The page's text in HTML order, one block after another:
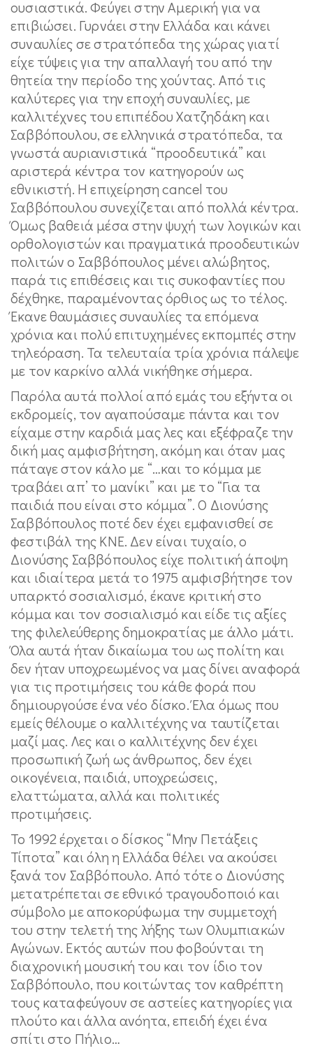
ουσιαστικά. Φεύγει στην Αμερική για να
επιβιώσει. Γυρνάει στην Ελλάδα και κάνει
συναυλίες σε στρατόπεδα της χώρας γιατί
είχε τύψεις για την απαλλαγή του από την
θητεία την περίοδο της χούντας. Από τις
καλύτερες για την εποχή συναυλίες, με
καλλιτέχνες του επιπέδου Χατζηδάκη και
Σαββόπουλου, σε ελληνικά στρατόπεδα, τα
γνωστά αυριανιστικά “προοδευτικά” και
αριστερά κέντρα τον κατηγορούν ως
εθνικιστή. Η επιχείρηση cancel του
Σαββόπουλου συνεχίζεται από πολλά κέντρα.
Όμως βαθειά μέσα στην ψυχή των λογικών και
ορθολογιστών και πραγματικά προοδευτικών
πολιτών ο Σαββόπουλος μένει αλώβητος,
παρά τις επιθέσεις και τις συκοφαντίες που
δέχθηκε, παραμένοντας όρθιος ως το τέλος.
Έκανε θαυμάσιες συναυλίες τα επόμενα
χρόνια και πολύ επιτυχημένες εκπομπές στην
τηλεόραση. Τα τελευταία τρία χρόνια πάλεψε
με τον καρκίνο αλλά νικήθηκε σήμερα.
Παρόλα αυτά πολλοί από εμάς του εξήντα οι
εκδρομείς, τον αγαπούσαμε πάντα και τον
είχαμε στην καρδιά μας λες και εξέφραζε την
δική μας αμφισβήτηση, ακόμη και όταν μας
πάταγε στον κάλο με “…και το κόμμα με
τραβάει απ’ το μανίκι” και με το “Για τα
παιδιά που είναι στο κόμμα”. Ο Διονύσης
Σαββόπουλος ποτέ δεν έχει εμφανισθεί σε
φεστιβάλ της ΚΝΕ. Δεν είναι τυχαίο, ο
Διονύσης Σαββόπουλος είχε πολιτική άποψη
και ιδιαίτερα μετά το 1975 αμφισβήτησε τον
υπαρκτό σοσιαλισμό, έκανε κριτική στο
κόμμα και τον σοσιαλισμό και είδε τις αξίες
της φιλελεύθερης δημοκρατίας με άλλο μάτι.
Όλα αυτά ήταν δικαίωμα του ως πολίτη και
δεν ήταν υποχρεωμένος να μας δίνει αναφορά
για τις προτιμήσεις του κάθε φορά που
δημιουργούσε ένα νέο δίσκο. Έλα όμως που
εμείς θέλουμε ο καλλιτέχνης να ταυτίζεται
μαζί μας. Λες και ο καλλιτέχνης δεν έχει
προσωπική ζωή ως άνθρωπος, δεν έχει
οικογένεια, παιδιά, υποχρεώσεις,
ελαττώματα, αλλά και πολιτικές
προτιμήσεις.
Το 1992 έρχεται ο δίσκος “Μην Πετάξεις
Τίποτα” και όλη η Ελλάδα θέλει να ακούσει
ξανά τον Σαββόπουλο. Από τότε ο Διονύσης
μετατρέπεται σε εθνικό τραγουδοποιό και
σύμβολο με αποκορύφωμα την συμμετοχή
του στην τελετή της λήξης των Ολυμπιακών
Αγώνων. Εκτός αυτών που φοβούνται τη
διαχρονική μουσική του και τον ίδιο τον
Σαββόπουλο, που κοιτώντας τον καθρέπτη
τους καταφεύγουν σε αστείες κατηγορίες για
πλούτο και άλλα ανόητα, επειδή έχει ένα
σπίτι στο Πήλιο…